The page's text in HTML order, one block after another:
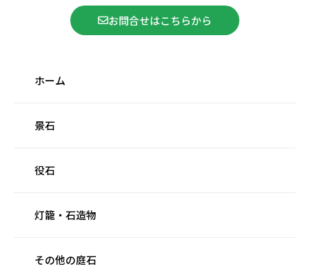
お問合せはこちらから
ホーム
景石
役石
灯籠・石造物
その他の庭石